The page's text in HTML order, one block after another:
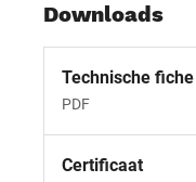
Downloads
Technische fiche
PDF
Certificaat